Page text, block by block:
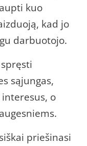
kuo
kad jo
darbuotojo.
sąjungas,
o
priešinasi